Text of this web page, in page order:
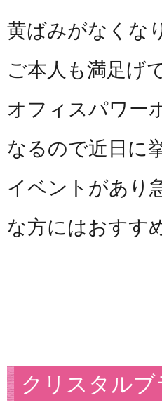
黄ばみがなくな
ご本人も満足げ
オフィスパワー
なるので近日に
イベントがあり
な方にはおすす
クリスタル